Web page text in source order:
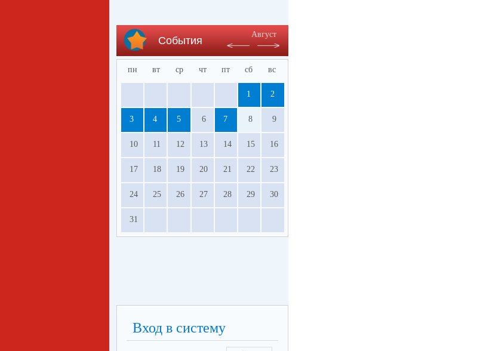
События
Август
пн вт ср чт пт сб вс
1 2
3 4 5 6 7 8 9
10 11 12 13 14 15 16
17 18 19 20 21 22 23
24 25 26 27 28 29 30
31
Вход в систему